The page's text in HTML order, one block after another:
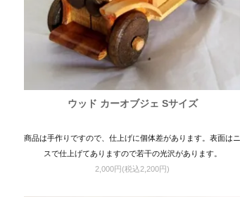
ウッド カーオブジェ Sサイズ
商品は手作りですので、仕上げに個体差があります。表面はニ
スで仕上げてありますので若干の光沢があります。
2,000円(税込2,200円)